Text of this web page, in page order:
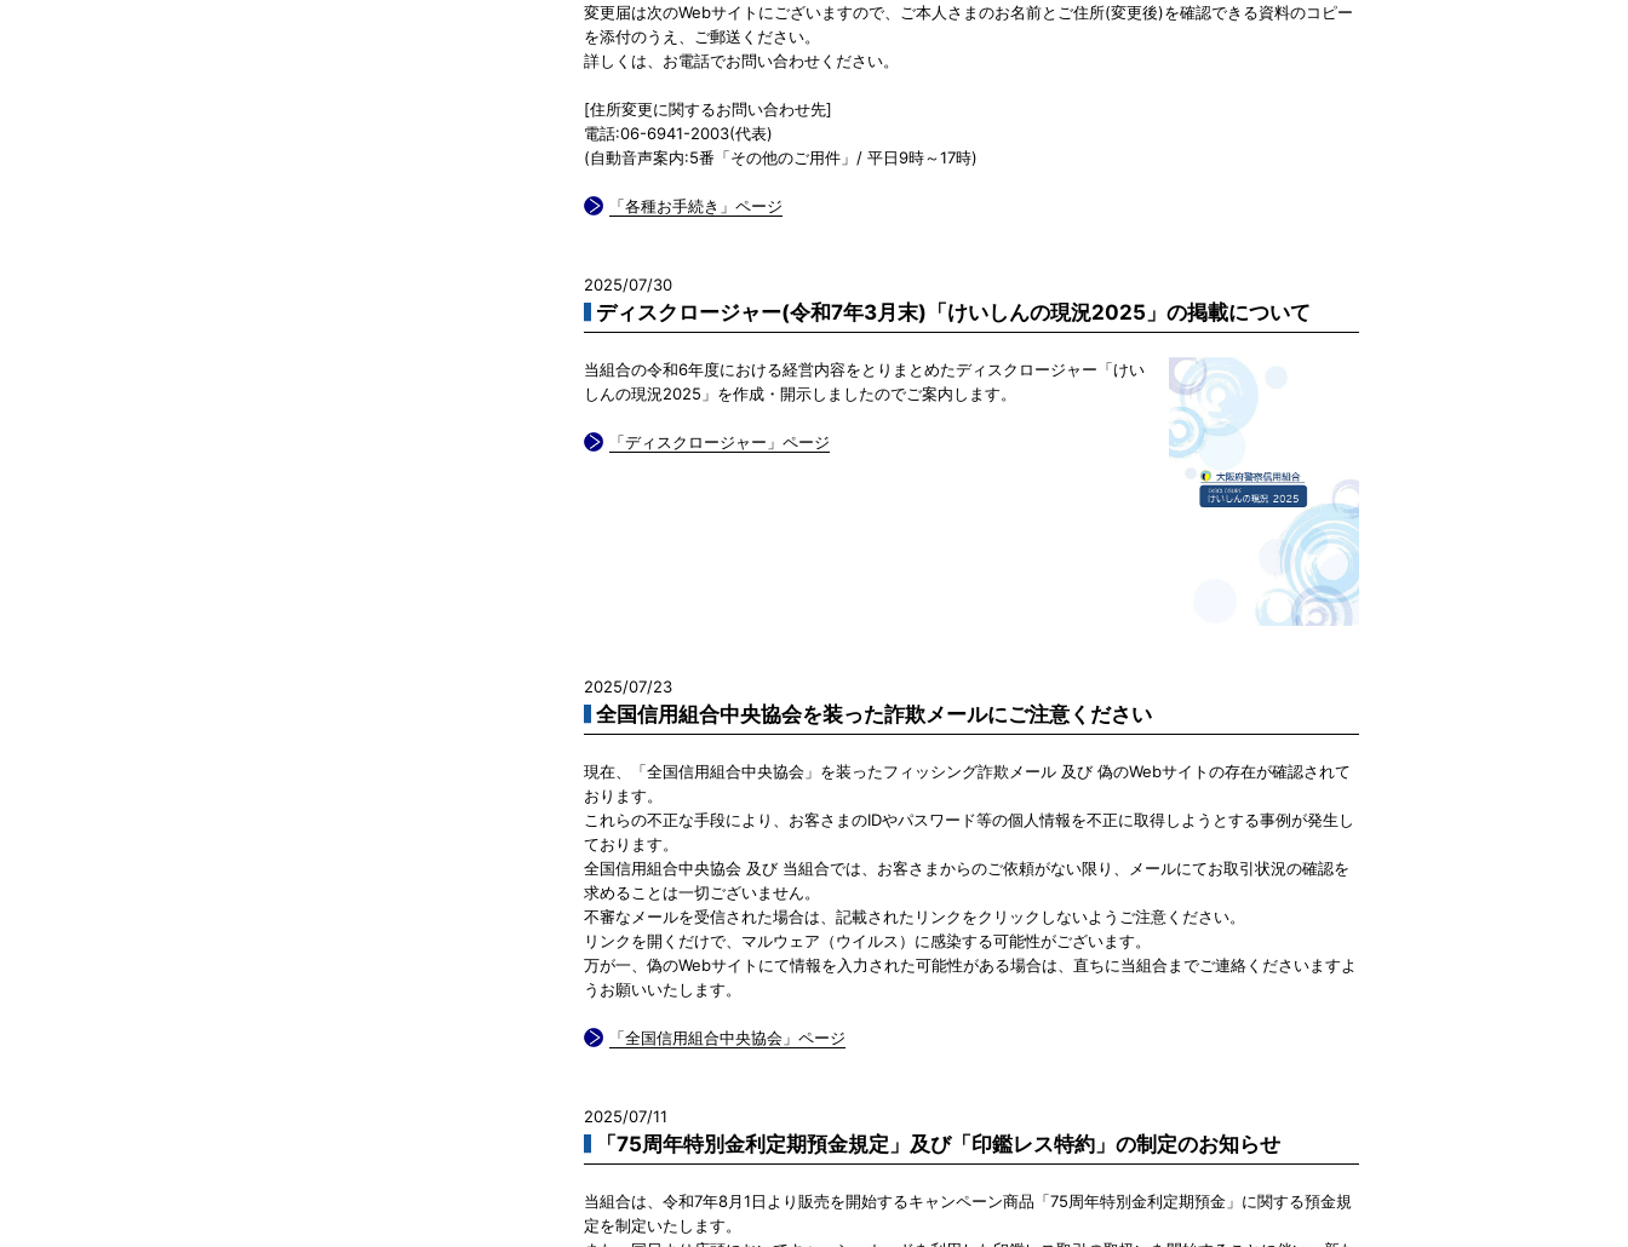
変更届は次のWebサイトにございますので、ご本人さまのお名前とご住所(変更後)を確認できる資料のコピー
を添付のうえ、ご郵送ください。
詳しくは、お電話でお問い合わせください。
[住所変更に関するお問い合わせ先]
電話:06-6941-2003(代表)
(自動音声案内:5番「その他のご用件」/ 平日9時～17時)
「各種お手続き」ページ
2025/07/30
ディスクロージャー(令和7年3月末)「けいしんの現況2025」の掲載について
当組合の令和6年度における経営内容をとりまとめたディスクロージャー「けい
しんの現況2025」を作成・開示しましたのでご案内します。
「ディスクロージャー」ページ
2025/07/23
全国信用組合中央協会を装った詐欺メールにご注意ください
現在、「全国信用組合中央協会」を装ったフィッシング詐欺メール 及び 偽のWebサイトの存在が確認されて
おります。
これらの不正な手段により、お客さまのIDやパスワード等の個人情報を不正に取得しようとする事例が発生し
ております。
全国信用組合中央協会 及び 当組合では、お客さまからのご依頼がない限り、メールにてお取引状況の確認を
求めることは一切ございません。
不審なメールを受信された場合は、記載されたリンクをクリックしないようご注意ください。
リンクを開くだけで、マルウェア（ウイルス）に感染する可能性がございます。
万が一、偽のWebサイトにて情報を入力された可能性がある場合は、直ちに当組合までご連絡くださいますよ
うお願いいたします。
「全国信用組合中央協会」ページ
2025/07/11
「75周年特別金利定期預金規定」及び「印鑑レス特約」の制定のお知らせ
当組合は、令和7年8月1日より販売を開始するキャンペーン商品「75周年特別金利定期預金」に関する預金規
定を制定いたします。